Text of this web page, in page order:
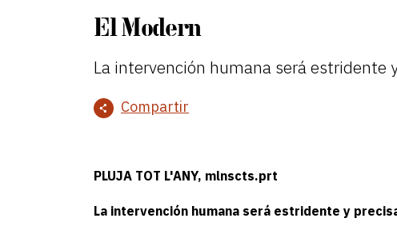
El Modern
La intervención humana será estridente
Compartir
PLUJA TOT L'ANY, mlnscts.prt
La intervención humana será estridente y